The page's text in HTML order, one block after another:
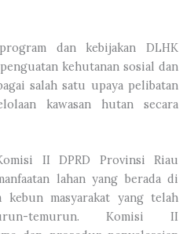
dan kebijakan DLHK
kehutanan sosial dan
salah satu upaya pelibatan
kawasan hutan secara
II DPRD Provinsi Riau
lahan yang berada di
kebun masyarakat yang telah
temurun. Komisi II